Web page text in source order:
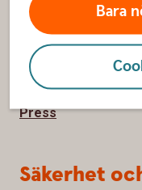
Bara
Sponsring
Hållbarhet
Jobba hos oss
Press
Säkerhet